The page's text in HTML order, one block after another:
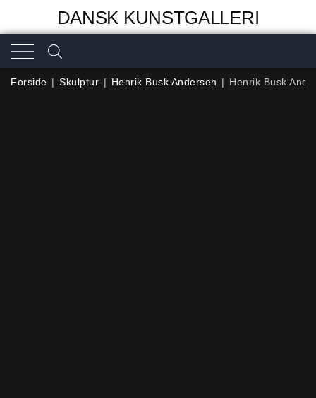
DANSK KUNSTGALLERI
Forside | Skulptur | Henrik Busk Andersen | Henrik Busk